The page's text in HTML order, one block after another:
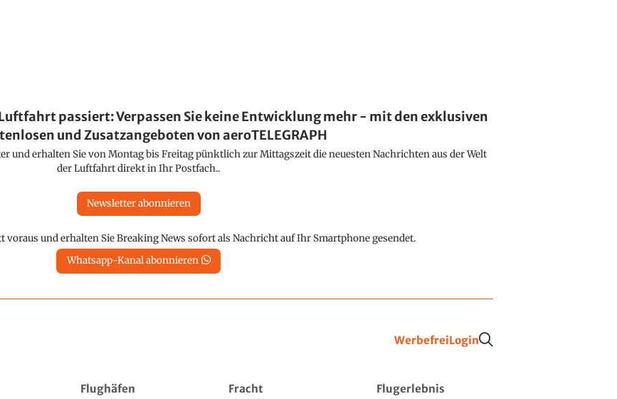
passiert: Verpassen Sie keine Entwicklung mehr - mit den exklusiven
und Zusatzangeboten von aeroTELEGRAPH
und erhalten Sie von Montag bis Freitag pünktlich zur Mittagszeit die neuesten Nachrichten aus der Welt
der Luftfahrt direkt in Ihr Postfach..
Newsletter abonnieren
voraus und erhalten Sie Breaking News sofort als Nachricht auf Ihr Smartphone gesendet.
Whatsapp-Kanal abonnieren
WerbefreiLogin
Flughäfen Fracht Flugerlebnis